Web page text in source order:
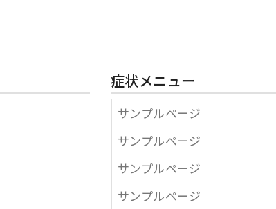
症状メニュー
サンプルページ
サンプルページ
サンプルページ
サンプルページ